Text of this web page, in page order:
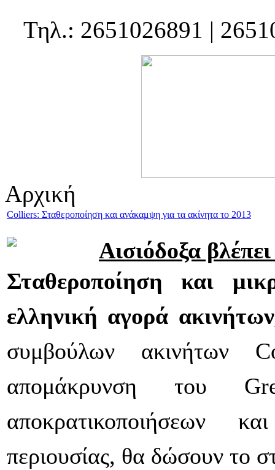
Τηλ.: 2651026891 |
Αρχική
Colliers: Σταθεροποίηση και ανάκαμψη για τα ακίνητα το 2013
Αισιόδοξα
Σταθεροποίηση και
ελληνική αγορά
συμβούλων ακινήτων
απομάκρυνση του
αποκρατικοποιήσεων
περιουσίας, θα δώσουν το